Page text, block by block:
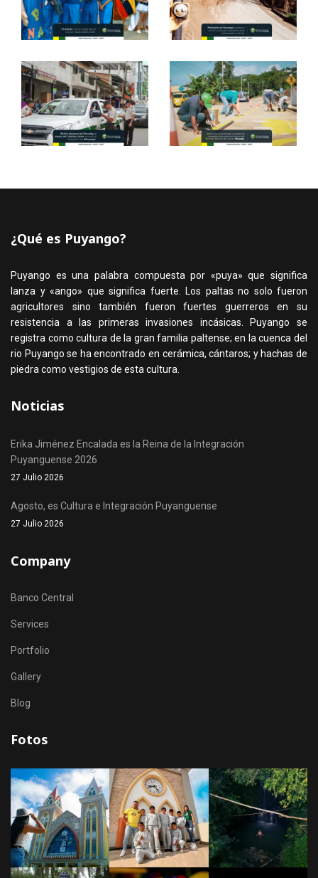
¿Qué es Puyango?
Puyango es una palabra compuesta por «puya» que significa
lanza y «ango» que significa fuerte. Los paltas no solo fueron
agricultores sino también fueron fuertes guerreros en su
resistencia a las primeras invasiones incásicas. Puyango se
registra como cultura de la gran familia paltense; en la cuenca del
rio Puyango se ha encontrado en cerámica, cántaros; y hachas de
piedra como vestigios de esta cultura.
Noticias
Erika Jiménez Encalada es la Reina de la Integración
Puyanguense 2026
27 Julio 2026
Agosto, es Cultura e Integración Puyanguense
27 Julio 2026
Company
Banco Central
Services
Portfolio
Gallery
Blog
Fotos